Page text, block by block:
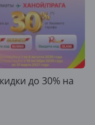
до 30% на